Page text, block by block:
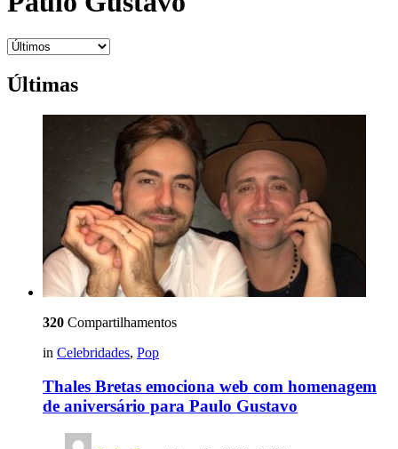
Últimas
320 Compartilhamentos
in Celebridades, Pop
Thales Bretas emociona web com homenagem
de aniversário para Paulo Gustavo